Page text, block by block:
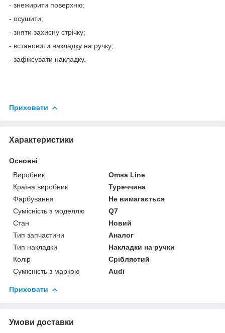
- знежирити поверхню;
- осушити;
- зняти захисну стрічку;
- встановити накладку на ручку;
- зафіксувати накладку.
Приховати
Характеристики
Основні
Виробник
Omsa Line
Країна виробник
Туреччина
Фарбування
Не вимагається
Сумісність з моделлю
Q7
Стан
Новий
Тип запчастини
Аналог
Тип накладки
Накладки на ручки
Колір
Сріблястий
Сумісність з маркою
Audi
Приховати
Умови доставки